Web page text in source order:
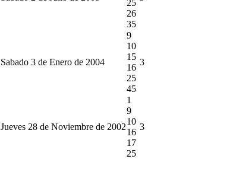
25
26
35
Sabado 3 de Enero de 2004
9
10
15
16
25
45
3
Jueves 28 de Noviembre de 2002
1
9
10
16
17
25
3